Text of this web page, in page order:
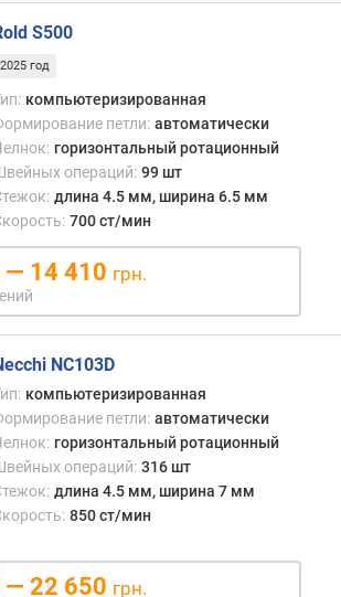
S500
2025 год
компьютеризированная
петли: автоматически
горизонтальный ротационный
операций: 99 шт
длина 4.5 мм, ширина 6.5 мм
700 ст/мин
— 14 410 грн.
NC103D
компьютеризированная
петли: автоматически
горизонтальный ротационный
операций: 316 шт
длина 4.5 мм, ширина 7 мм
850 ст/мин
— 22 650 грн.